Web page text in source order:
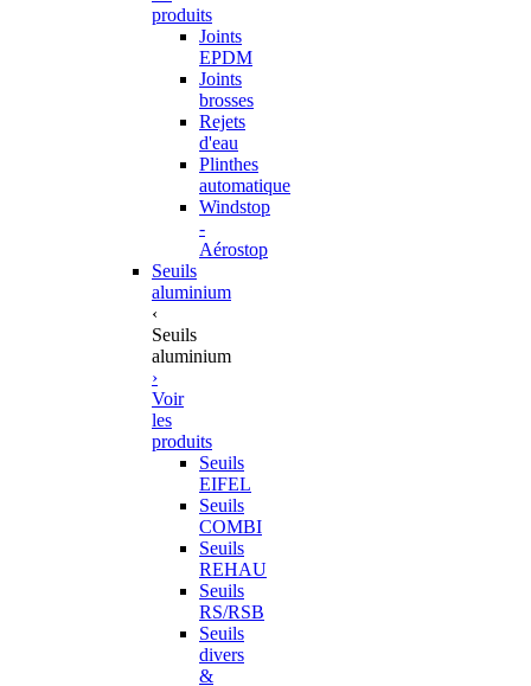
produits
Joints
EPDM
Joints
brosses
Rejets
d'eau
Plinthes
automatique
Windstop
-
Aérostop
Seuils
aluminium
‹
Seuils
aluminium
›
Voir
les
produits
Seuils
EIFEL
Seuils
COMBI
Seuils
REHAU
Seuils
RS/RSB
Seuils
divers
&